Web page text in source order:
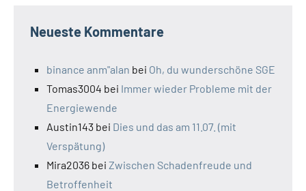
Neueste Kommentare
binance anm"alan bei Oh, du wunderschöne SGE
Tomas3004 bei Immer wieder Probleme mit der
Energiewende
Austin143 bei Dies und das am 11.07. (mit
Verspätung)
Mira2036 bei Zwischen Schadenfreude und
Betroffenheit